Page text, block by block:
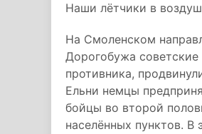
Наши лётчики в
На Смоленском
Дорогобужа советские
противника,
Ельни немцы
бойцы во второй
населённых пунктов.